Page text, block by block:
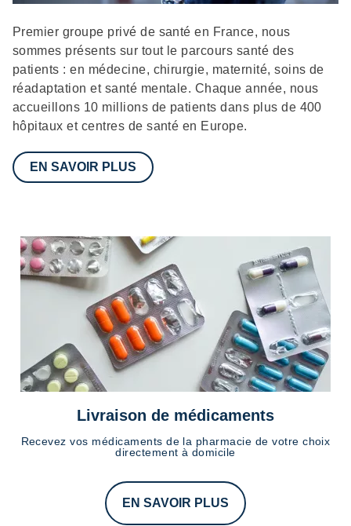
Description
Premier groupe privé de santé en France, nous
sommes présents sur tout le parcours santé des
patients : en médecine, chirurgie, maternité, soins de
réadaptation et santé mentale. Chaque année, nous
accueillons 10 millions de patients dans plus de 400
hôpitaux et centres de santé en Europe.
EN SAVOIR PLUS
Livraison de médicaments
Recevez vos médicaments de la pharmacie de votre choix
directement à domicile
EN SAVOIR PLUS